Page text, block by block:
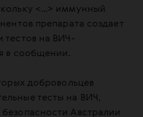
<…> иммунный
препарата создает
тестов на ВИЧ-
в сообщении.
добровольцев
тесты на ВИЧ,
Австралии